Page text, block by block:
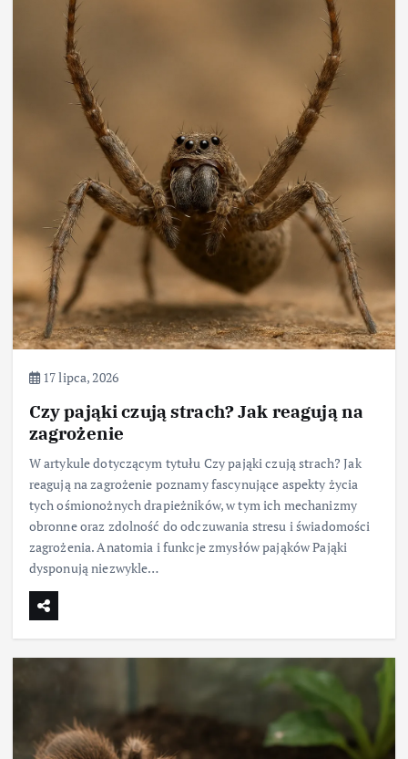
17 lipca, 2026
Czy pająki czują strach? Jak reagują na
zagrożenie
W artykule dotyczącym tytułu Czy pająki czują strach? Jak
reagują na zagrożenie poznamy fascynujące aspekty życia
tych ośmionożnych drapieżników, w tym ich mechanizmy
obronne oraz zdolność do odczuwania stresu i świadomości
zagrożenia. Anatomia i funkcje zmysłów pająków Pająki
dysponują niezwykle…